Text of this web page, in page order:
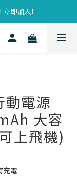
立即加入!
動電源
大容
上飛機)
充電